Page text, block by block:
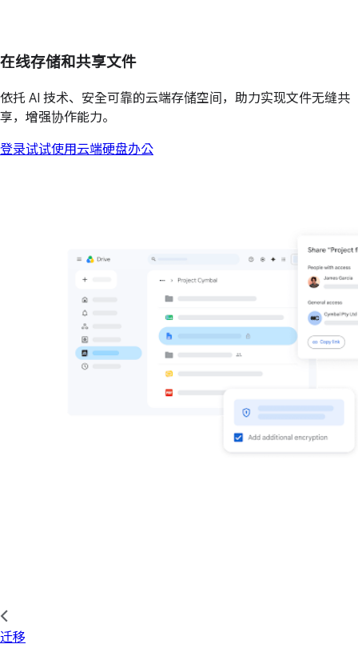
在线存储和共享文件
依托 AI 技术、安全可靠的云端存储空间，助力实现文件无缝共
享，增强协作能力。
登录试试使用云端硬盘办公
迁移